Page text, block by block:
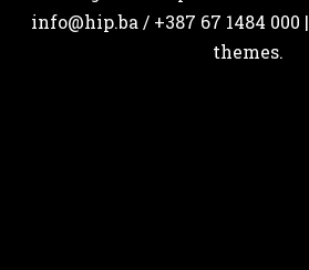
info@hip.ba / +387 67 1484 000 |
themes.